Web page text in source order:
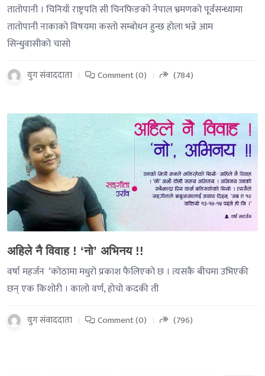
तातोपानी । चिनियाँ राष्ट्रपति सी चिनफिङको नेपाल भ्रमणको पूर्वसन्ध्यामा
तातोपानी नाकाको विषयमा कस्तो सम्बोधन हुन्छ होला भन्ने आम
सिन्धुवासीको चासो
युग संवाददाता Comment (0) (784)
-->
अहिले नै विवाह ! ‘नो’ अभिनय !!
वर्षा महर्जन ‘कोठामा मधुरो प्रकाश फैलिएको छ । त्यसकै बीचमा उभिएकी
छन् एक किशोरी । कालो वर्ण, होचो कदकी ती
युग संवाददाता Comment (0) (796)